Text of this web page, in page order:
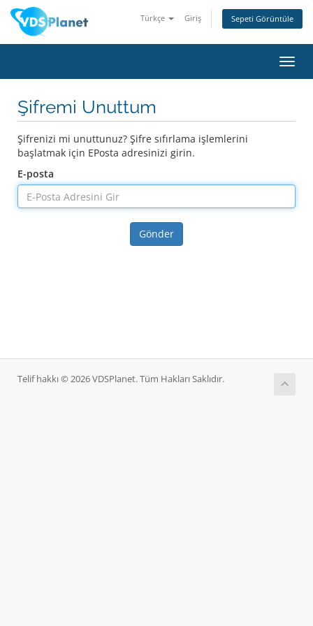
Türkçe Giriş Sepeti Görüntüle
Şifremi Unuttum
Şifrenizi mi unuttunuz? Şifre sıfırlama işlemlerini
başlatmak için EPosta adresinizi girin.
E-posta
Gönder
Telif hakkı © 2026 VDSPlanet. Tüm Hakları Saklıdır.